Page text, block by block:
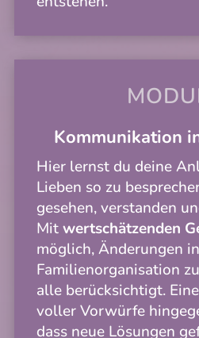
Kommunikation
Hier lernst du deine
Lieben so zu
gesehen, verstanden
Mitwertschätzenden
möglich, Änderungen
Familienorganisation
alle berücksichtigt.
voller Vorwürfe
dass neue Lösungen